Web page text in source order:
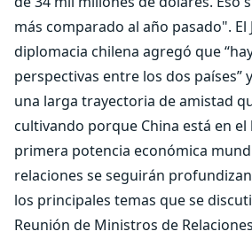
más comparado al año pasado". El
diplomacia chilena agregó que
perspectivas entre los dos países”
una larga trayectoria de amistad
cultivando porque China está en
primera potencia económica
relaciones se seguirán
los principales temas que se
Reunión de Ministros de